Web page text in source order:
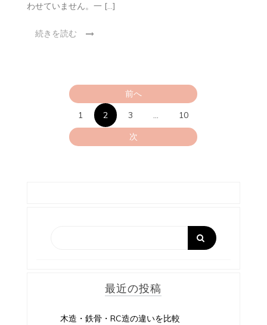
わせていません。一 […]
続きを読む
投
の
前へ
1
2 3 …
10
次
最近の投稿
木造・鉄骨・RC造の違いを比較